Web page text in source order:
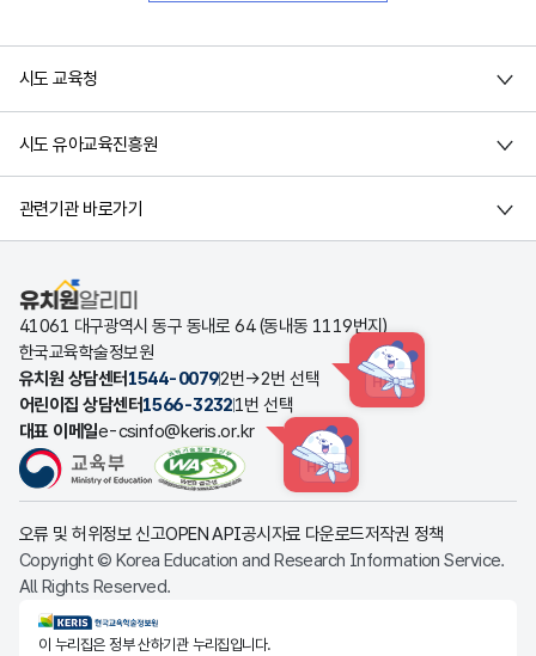
시도 교육청
시도 유아교육진흥원
관련기관 바로가기
유치원알리미
41061 대구광역시 동구 동내로 64 (동내동 1119번지)
한국교육학술정보원
유치원 상담센터 1544-00792번→2번 선택 HINT
어린이집 상담센터1566-32321번 선택
대표 이메일e-csinfo@keris.or.kr
HINT
오류 및 허위정보 신고OPEN API공시자료 다운로드저작권 정책
Copyright © Korea Education and Research Information Service.
All Rights Reserved.
KERIS한국교육학술정보원
이 누리집은 정부 산하기관 누리집입니다.